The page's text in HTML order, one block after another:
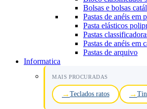
Bolsas e bolsas
Pastas de anéis em
Pasta elásticos
Pastas
Pastas de anéis em
Pastas de arquivo
Informatica
MAIS PROCURADAS
Teclados ratos